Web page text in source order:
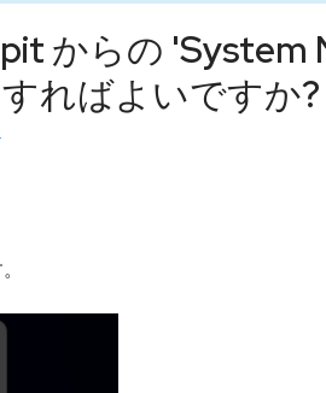
からの 'System
ればよいですか?